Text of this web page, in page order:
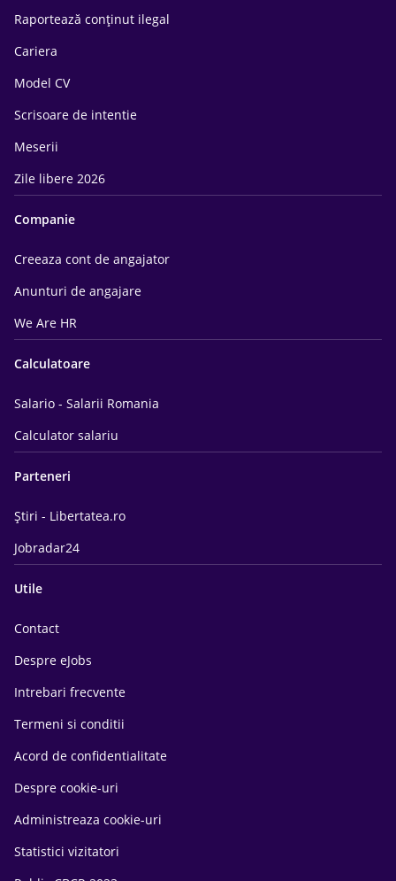
Raportează conținut ilegal
Cariera
Model CV
Scrisoare de intentie
Meserii
Zile libere 2026
Companie
Creeaza cont de angajator
Anunturi de angajare
We Are HR
Calculatoare
Salario - Salarii Romania
Calculator salariu
Parteneri
Știri - Libertatea.ro
Jobradar24
Utile
Contact
Despre eJobs
Intrebari frecvente
Termeni si conditii
Acord de confidentialitate
Despre cookie-uri
Administreaza cookie-uri
Statistici vizitatori